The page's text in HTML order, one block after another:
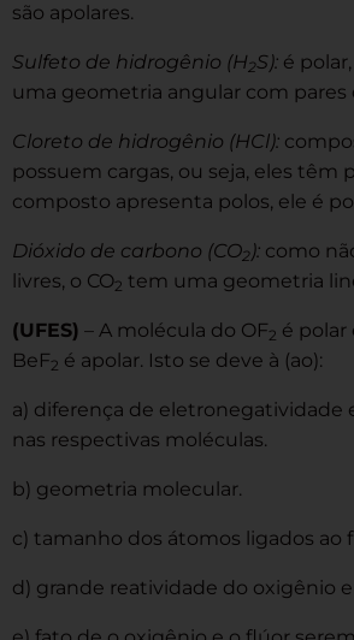
são apolares.
Sulfeto de hidrogênio (H2S): é
uma geometria angular com pares
Cloreto de hidrogênio (HCl):
possuem cargas, ou seja, eles têm
composto apresenta polos, ele é
Dióxido de carbono (CO2): como
livres, o CO2 tem uma geometria
(UFES) – A molécula do OF2 é polar
BeF2 é apolar. Isto se deve à (ao):
a) diferença de eletronegatividade
nas respectivas moléculas.
b) geometria molecular.
c) tamanho dos átomos ligados ao
d) grande reatividade do oxigênio